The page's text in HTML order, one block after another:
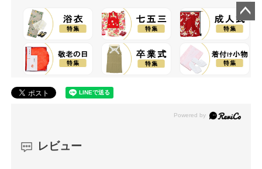
レビュー
ペー
ップ